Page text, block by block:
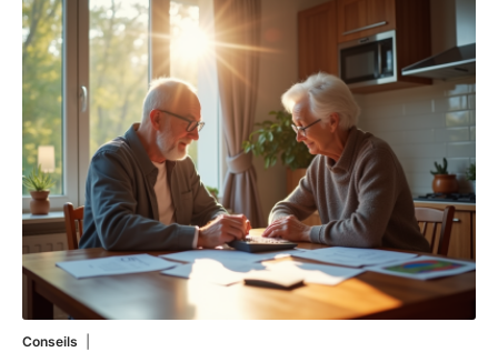
Conseils